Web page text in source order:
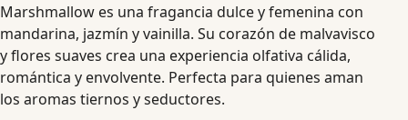
Marshmallow es una fragancia dulce y femenina con
mandarina, jazmín y vainilla. Su corazón de malvavisco
y flores suaves crea una experiencia olfativa cálida,
romántica y envolvente. Perfecta para quienes aman
los aromas tiernos y seductores.